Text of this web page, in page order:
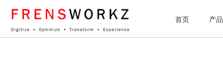
网站统计 首页 产品